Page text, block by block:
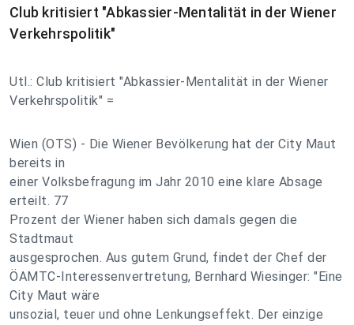
Club kritisiert "Abkassier-Mentalität in der Wiener
Verkehrspolitik"
Utl.: Club kritisiert "Abkassier-Mentalität in der Wiener
Verkehrspolitik" =
Wien (OTS) - Die Wiener Bevölkerung hat der City Maut
bereits in
einer Volksbefragung im Jahr 2010 eine klare Absage
erteilt. 77
Prozent der Wiener haben sich damals gegen die
Stadtmaut
ausgesprochen. Aus gutem Grund, findet der Chef der
ÖAMTC-Interessenvertretung, Bernhard Wiesinger: "Eine
City Maut wäre
unsozial, teuer und ohne Lenkungseffekt. Der einzige